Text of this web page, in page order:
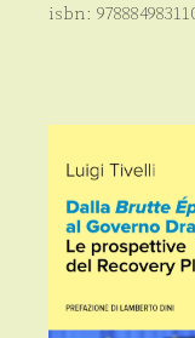
isbn: